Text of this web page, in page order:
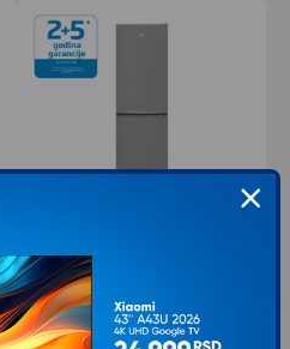
Tip: Kombinovani frižider Energetska
klasa: E Potrošnja energije 0.677
kWh/24h Zapremina: Zapremina
366l